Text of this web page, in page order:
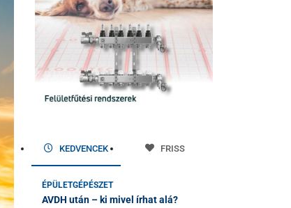
KEDVENCEK FRISS
ÉPÜLETGÉPÉSZET
AVDH után – ki mivel írhat alá?